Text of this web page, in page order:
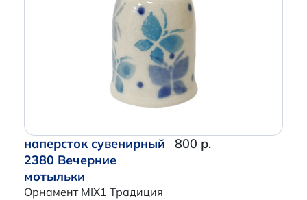
наперсток сувенирный
2380 Вечерние
мотыльки
Орнамент MIX1 Традиция
800 р.